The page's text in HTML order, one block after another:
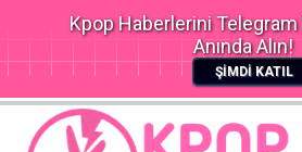
Kpop Haberlerini Telegram
Anında Alın!
ŞİMDİ KATIL